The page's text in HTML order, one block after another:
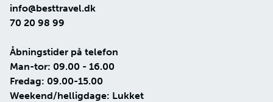
info@besttravel.dk
70 20 98 99
Åbningstider på telefon
Man-tor: 09.00 - 16.00
Fredag: 09.00-15.00
Weekend/helligdage: Lukket